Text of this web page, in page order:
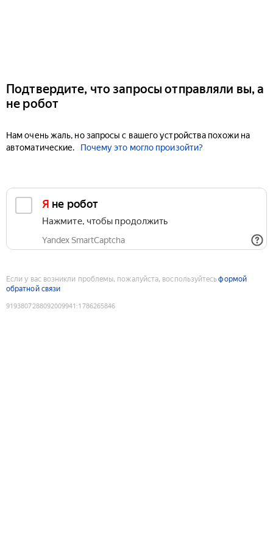
Подтвердите, что запросы отправляли вы, а
не робот
Нам очень жаль, но запросы с вашего устройства похожи на
автоматические.
Почему это могло произойти?
Я не робот
Нажмите, чтобы продолжить
Yandex SmartCaptcha
Если у вас возникли проблемы, пожалуйста, воспользуйтесьформой
обратной связи
9193807288092009941 :1786265846